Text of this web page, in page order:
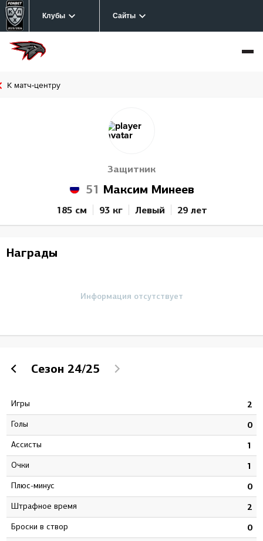
Клубы Сайты
К матч-центру
Защитник
51 Максим Минеев
185 см 93 кг Левый 29 лет
Награды
Информация отсутствует
Сезон 24/25
Игры 2
Голы 0
Ассисты 1
Очки 1
Плюс-минус 0
штрафное время 2
Броски в створ 0